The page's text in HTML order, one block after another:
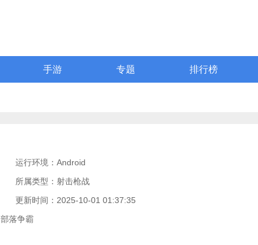
手游 专题 排行榜
运行环境：Android
所属类型：射击枪战
更新时间：2025-10-01 01:37:35
部落争霸